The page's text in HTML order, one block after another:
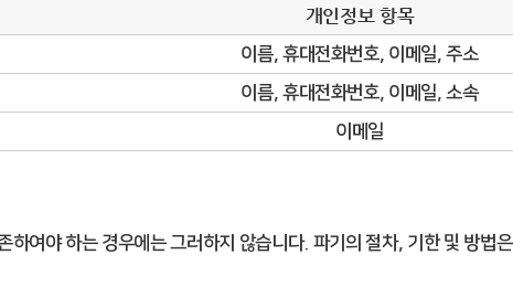
개인정보 항목
이름, 휴대전화번호, 이메일, 주소
이름, 휴대전화번호, 이메일, 소속
이메일
여야 하는 경우에는 그러하지 않습니다. 파기의 절차, 기한 및 방법